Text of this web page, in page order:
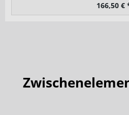
166,50 €